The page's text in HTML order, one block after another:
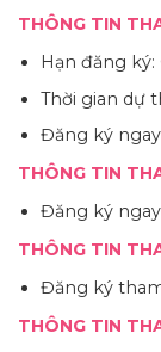
THÔNG TIN
Hạn đăng ký:
Thời gian dự
Đăng ký ngay
THÔNG TIN
Đăng ký ngay
THÔNG TIN
Đăng ký
THÔNG TIN